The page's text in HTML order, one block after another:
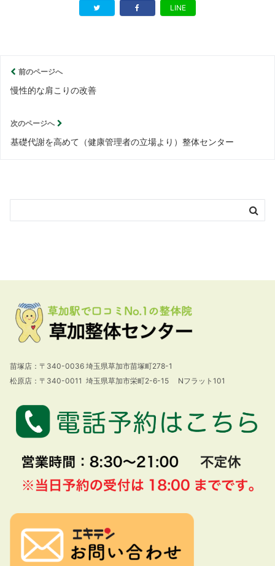
LINE
前のページへ
慢性的な肩こりの改善
次のページへ
基礎代謝を高めて（健康管理者の立場より）整体センター
苗塚店：〒340-0036 埼玉県草加市苗塚町278-1
松原店：〒340-0011 埼玉県草加市栄町2-6-15 Nフラット101